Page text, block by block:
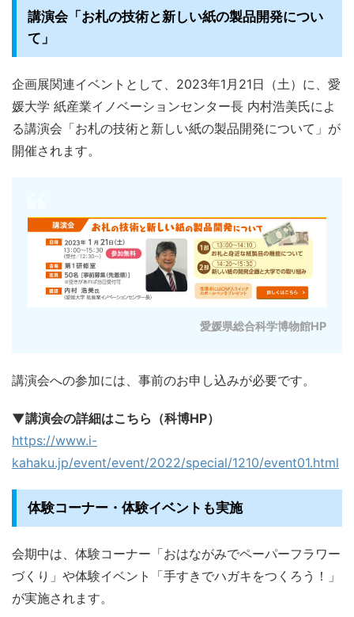
講演会「お札の技術と新しい紙の製品開発につい
て」
企画展関連イベントとして、2023年1月21日（土）に、愛
媛大学 紙産業イノベーションセンター長 内村浩美氏によ
る講演会「お札の技術と新しい紙の製品開発について」が
開催されます。
愛媛県総合科学博物館HP
講演会への参加には、事前のお申し込みが必要です。
▼講演会の詳細はこちら（科博HP）
https://www.i-
kahaku.jp/event/event/2022/special/1210/event01.html
体験コーナー・体験イベントも実施
会期中は、体験コーナー「おはながみでペーパーフラワー
づくり」や体験イベント「手すきでハガキをつくろう！」
が実施されます。